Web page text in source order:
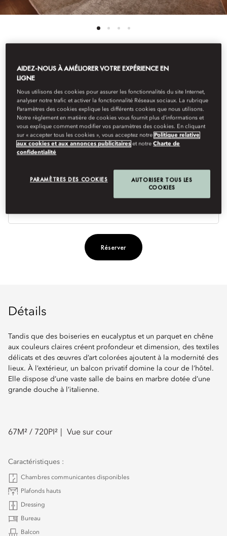
Voir Toutes Les Chambres
CHAMBRE SUPÉRIEURE
Cette chambre contemporaine donnant sur la cour paisible
marie à la perfection confort et élégance.
lit
Réserver
Détails
Tandis que des boiseries en eucalyptus et un parquet en chêne
aux couleurs claires créent profondeur et dimension, des textiles
délicats et des œuvres d’art colorées ajoutent à la modernité des
lieux. À l’extérieur, un balcon privatif domine la cour de l’hôtel.
Elle dispose d’une vaste salle de bains en marbre dotée d’une
grande douche à l’italienne.
67M² / 720PI² Vue sur cour
Caractéristiques :
Chambres communicantes disponibles
Plafonds hauts
Dressing
Bureau
Balcon
AIDEZ-NOUS À AMÉLIORER VOTRE EXPÉRIENCE EN
LIGNE
Nous utilisons des cookies pour assurer les fonctionnalités du site Internet,
analyser notre trafic et activer la fonctionnalité Réseaux sociaux. La rubrique
Paramètres des cookies explique les différents cookies que nous utilisons.
Notre règlement en matière de cookies vous fournit plus d’informations et
vous explique comment modifier vos paramètres des cookies. En cliquant
sur « accepter tous les cookies », vous acceptez notre Politique relative
aux cookies et aux annonces publicitaires et notreCharte de
confidentialité
PARAMÈTRES DES COOKIES
AUTORISER TOUS LES
COOKIES